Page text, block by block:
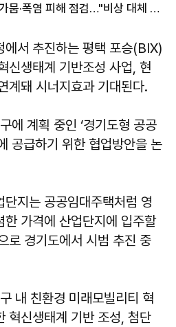
韓총리, 경북 청도 찾아 가뭄·폭염 피해 점검…"비상 대체 수원 적극 활용"
에서 추진하는 평택 포승(BIX)
신생태계 기반조성 사업, 현
계돼 시너지효과 기대된다.
에 계획 중인 ‘경기도형 공공
공급하기 위한 협업방안을 논
지는 공공임대주택처럼 영
한 가격에 산업단지에 입주할
로 경기도에서 시범 추진 중
내 친환경 미래모빌리티 혁
혁신생태계 기반 조성, 첨단